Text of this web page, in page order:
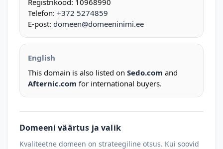
Registrikood: 10968990
Telefon: +372 5274859
E-post: domeen@domeeninimi.ee
English
This domain is also listed on Sedo.com and
Afternic.com for international buyers.
Domeeni väärtus ja valik
Kvaliteetne domeen on strateegiline otsus. Kui soovid